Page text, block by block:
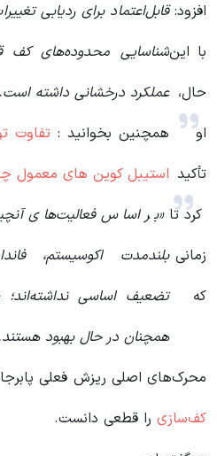
قابل‌اعتماد برای ردیابی
شناسایی محدوده‌های کف
عملکرد درخشانی داشته
همچنین بخوانید :
استیبل کوین های معمول
افزود:
«بر اساس فعالیت‌های
بلندمدت اکوسیستم،
تضعیف اساسی
همچنان در حال بهبود
با این
حال،
او
تأکید
کرد تا
زمانی
که
محرک‌های اصلی ریزش فعلی پابرجا
کف‌سازی را قطعی دانست.